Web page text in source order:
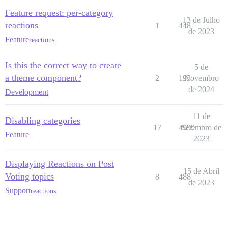
Feature request: per-category
reactions
Featurereactions
1 448
13 de Julho
de 2023
Is this the correct way to create
a theme component?
Development
2 193
5 de
Novembro
de 2024
Disabling categories
Feature
17 4999
11 de
Setembro de
2023
Displaying Reactions on Post
Voting topics
Supportreactions
8 488
15 de Abril
de 2023